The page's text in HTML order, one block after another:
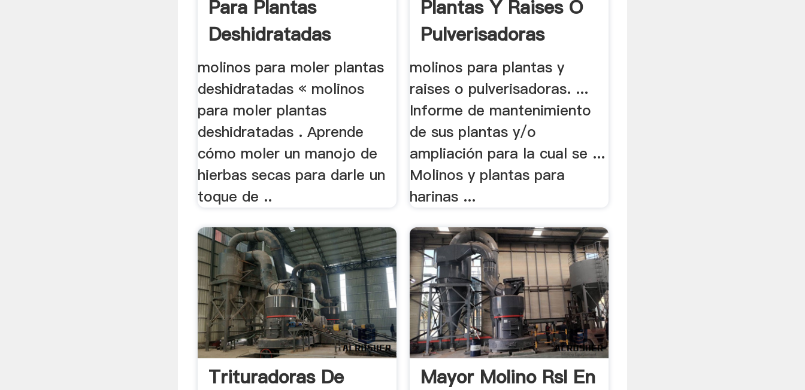
Para Plantas
Deshidratadas
molinos para moler plantas
deshidratadas « molinos
para moler plantas
deshidratadas . Aprende
cómo moler un manojo de
hierbas secas para darle un
toque de ..
Plantas Y Raises O
Pulverisadoras
molinos para plantas y
raises o pulverisadoras. ...
Informe de mantenimiento
de sus plantas y/o
ampliación para la cual se ...
Molinos y plantas para
harinas ...
Trituradoras De
Mayor Molino Rsl En